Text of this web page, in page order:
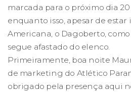
marcada para o próximo dia
enquanto isso, apesar de estar
Americana, o Dagoberto,
segue afastado do elenco.
Primeiramente, boa noite
de marketing do Atlético
obrigado pela presença aqui